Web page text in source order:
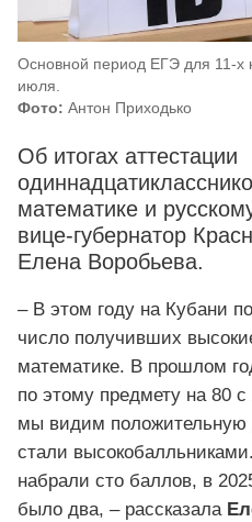
Основной период ЕГЭ для 11-х
июля.
Фото: Антон Приходько
Об итогах аттестации
математике и
вице-губернатор
Елена Воробьева.
– В этом году на Кубани
число получивших
математике. В прошлом
по этому предмету на 80
мы видим положительную
стали
набрали сто баллов, в
было два, – рассказала